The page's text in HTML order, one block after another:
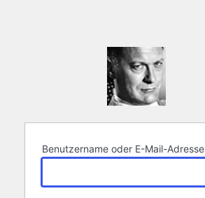
Benutzername oder E-Mail-Adresse